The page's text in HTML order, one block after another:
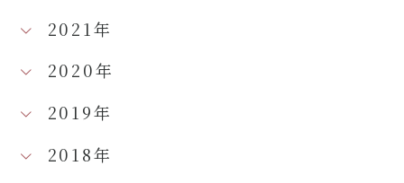
2021年
2020年
2019年
2018年